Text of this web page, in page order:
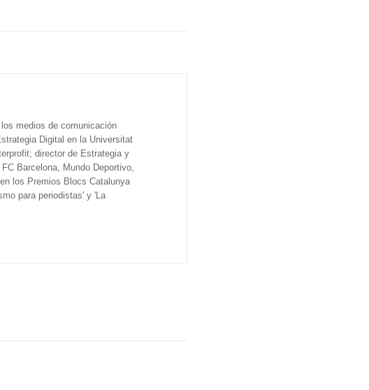
medios de comunicación
Digital en la Universitat
director de Estrategia y
Barcelona, Mundo Deportivo,
los Premios Blocs Catalunya
para periodistas' y 'La